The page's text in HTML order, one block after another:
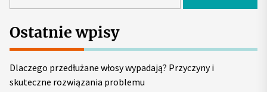
u
k
a
j
:
Ostatnie wpisy
Dlaczego przedłużane włosy wypadają? Przyczyny i
skuteczne rozwiązania problemu